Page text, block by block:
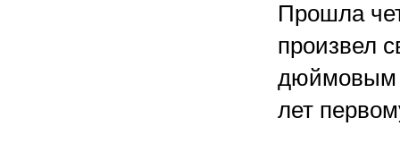
Прошла
произвел
дюймовым
лет